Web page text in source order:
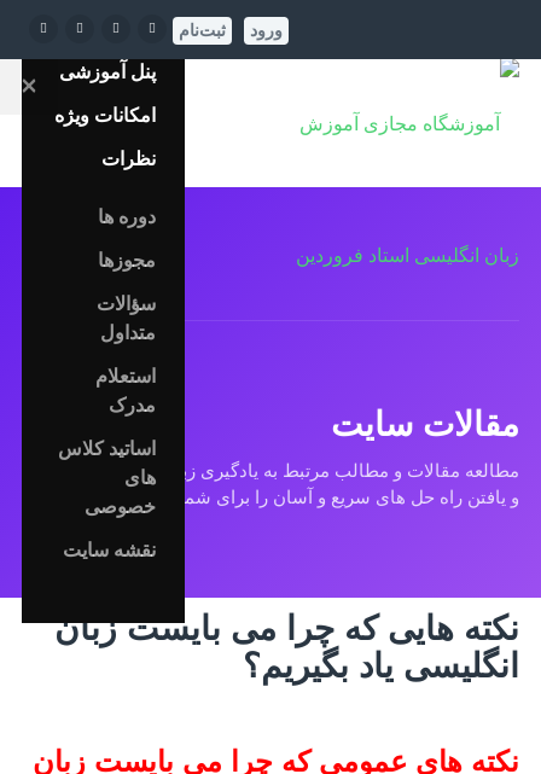
ورود ثبت‌نام
×
تماس
پنل آموزشی
امکانات ویژه
نظرات
دوره ها
مجوزها
سؤالات
متداول
استعلام
مدرک
اساتید کلاس
های
خصوصی
نقشه سایت
مقالات سایت
مطالعه مقالات و مطالب مرتبط به یادگیری زبان در افزایش انگیزه
و یافتن راه حل های سریع و آسان را برای شما به ارمغان می آورد.
نکته هایی که چرا می بایست زبان
انگلیسی یاد بگیریم؟
نکته های عمومی که چرا می بایست زبان